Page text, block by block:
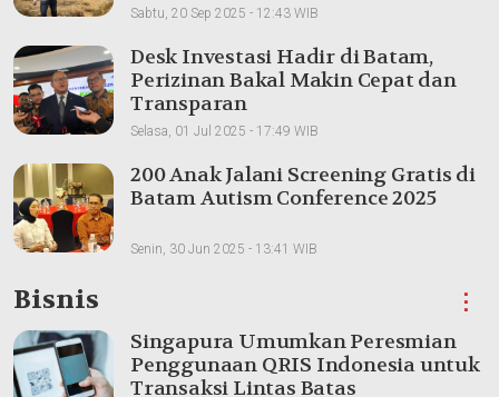
Sabtu, 20 Sep 2025 - 12:43 WIB
Desk Investasi Hadir di Batam,
Perizinan Bakal Makin Cepat dan
Transparan
Selasa, 01 Jul 2025 - 17:49 WIB
200 Anak Jalani Screening Gratis di
Batam Autism Conference 2025
Senin, 30 Jun 2025 - 13:41 WIB
Bisnis ⋮
Singapura Umumkan Peresmian
Penggunaan QRIS Indonesia untuk
Transaksi Lintas Batas